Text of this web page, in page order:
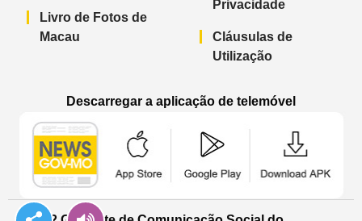
Livro de Fotos de
Macau
Privacidade
Cláusulas de
Utilização
Descarregar a aplicação de telemóvel